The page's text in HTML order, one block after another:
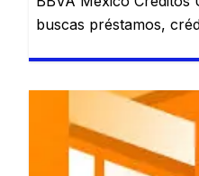
buscas préstamos,
lugar. Préstamo
Crédito moto.
opciones de BBVA
aprobación. Santander